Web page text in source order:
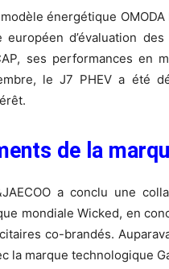
énergétique OMODA
d’évaluation
ses performances en
le J7 PHEV a été
de la
a conclu une
mondiale Wicked, en
co-brandés.
la marque technologique